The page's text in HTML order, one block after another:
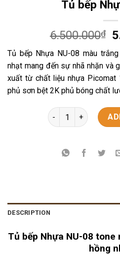
Tủ bếp
6.500.000₫
Tủ bếp Nhựa NU-08 màu
nhạt mang đến sự nhã nhặn và
xuất từ chất liệu nhựa Picomat
phủ sơn bệt 2K phủ bóng chất
Tủ bếp Nhựa NU-08
DESCRIPTION
Tủ bếp Nhựa NU-08
hồng